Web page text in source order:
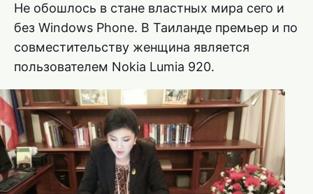
Не обошлось в стане властных мира сего и
без Windows Phone. В Таиланде премьер и по
совместительству женщина является
пользователем Nokia Lumia 920.